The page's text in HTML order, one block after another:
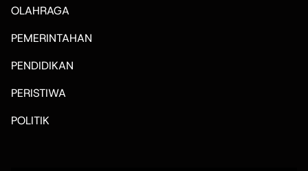
OLAHRAGA
PEMERINTAHAN
PENDIDIKAN
PERISTIWA
POLITIK